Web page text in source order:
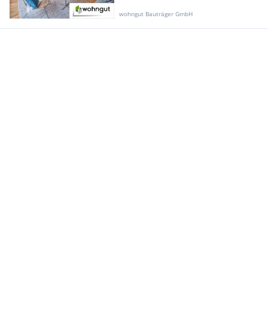
wohngut Bauträger GmbH